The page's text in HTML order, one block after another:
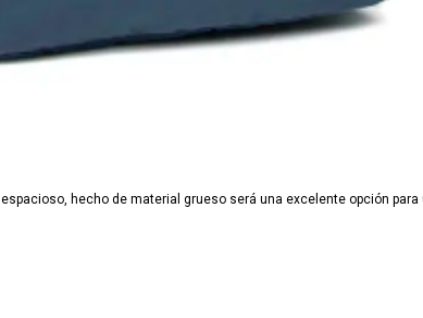
hecho de material grueso será una excelente opción